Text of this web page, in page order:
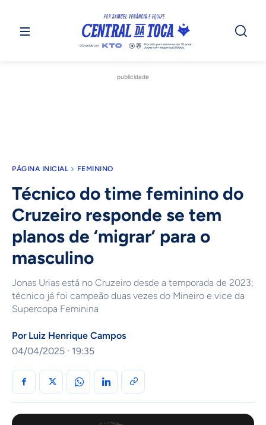
publicidade
PÁGINA INICIAL FEMININO
Técnico do time feminino do
Cruzeiro responde se tem
planos de ‘migrar’ para o
masculino
Jonas Urias está no Cruzeiro desde a temporada de 2023;
técnico já foi campeão duas vezes do Mineiro e vice da
Supercopa Feminina
Por Luiz Henrique Campos
04/04/2025 · 19:35